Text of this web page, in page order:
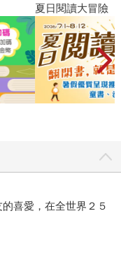
喜愛，在全世界２５